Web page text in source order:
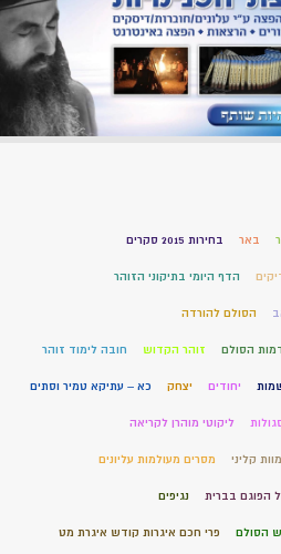
באר בחירות 2015 סקרים
הדף היומי בתיקוני הזוהר
הסולם להורדה
הסולם זוהר הקדוש חובה לימוד זוהר
יחודים יצחק כא – עתיקא טמיר וסתים
ליקוטי מוהרן לקריאה
מוות קליני מסרים מעולמות עליונים
הפוגם בברית נגיפים
הסולם פרי חכם איגרות קודש איגרת מט